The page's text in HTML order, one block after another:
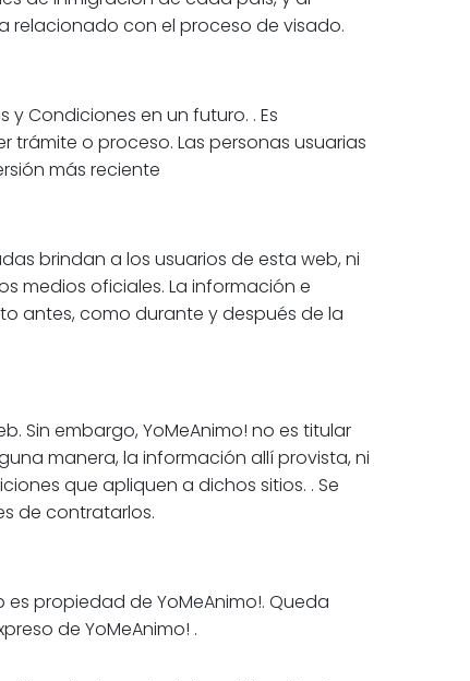
relacionado con el proceso de visado.
Condiciones en un futuro. . Es
o proceso. Las personas usuarias
más reciente
brindan a los usuarios de esta web, ni
medios oficiales. La información e
antes, como durante y después de la
Sin embargo, YoMeAnimo! no es titular
manera, la información allí provista, ni
que apliquen a dichos sitios. . Se
de contratarlos.
propiedad de YoMeAnimo!. Queda
de YoMeAnimo! .